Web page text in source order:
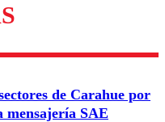
Enviar comentario
de Carahue por
mensajería SAE